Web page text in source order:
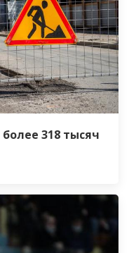
318 тысяч